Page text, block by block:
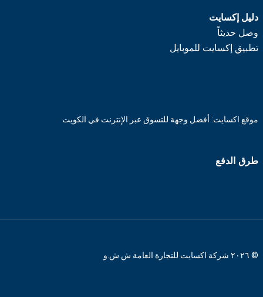
دليل إكسايت
وصل حديثاً
تطبيق إكسايت للموبايل
موقع اكسايت: أفضل وجهة للتسوق عبر الإنترنت في الكويت
طرق الدفع
© ٢٠٢٦ شركة اكسايت للتجارة العامة ش.ش.و